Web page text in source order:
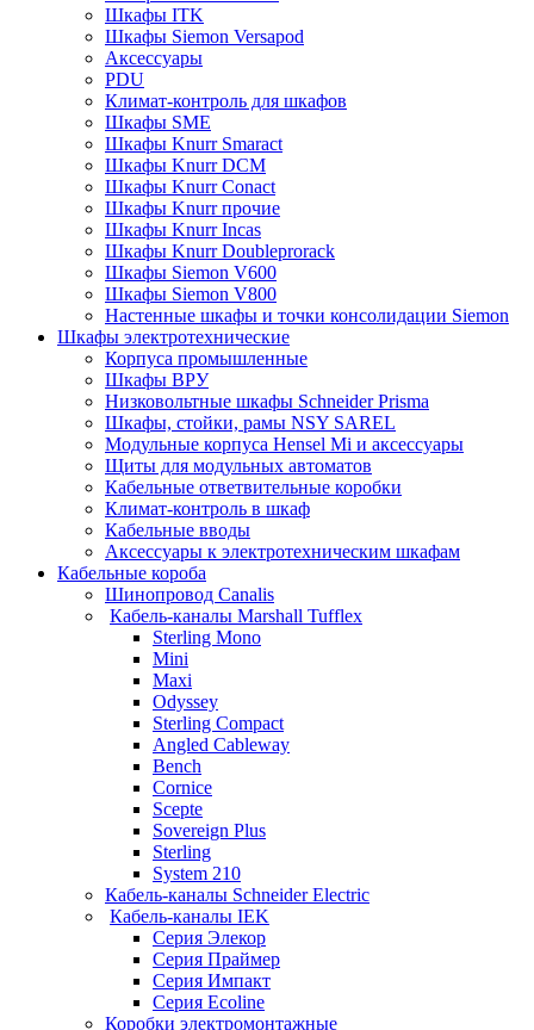
Шкафы ITK
Шкафы Siemon Versapod
Аксессуары
PDU
Климат-контроль для шкафов
Шкафы SME
Шкафы Knurr Smaract
Шкафы Knurr DCM
Шкафы Knurr Conact
Шкафы Knurr прочие
Шкафы Knurr Incas
Шкафы Knurr Doubleprorack
Шкафы Siemon V600
Шкафы Siemon V800
Настенные шкафы и точки консолидации Siemon
Шкафы электротехнические
Корпуса промышленные
Шкафы ВРУ
Низковольтные шкафы Schneider Prisma
Шкафы, стойки, рамы NSY SAREL
Модульные корпуса Hensel Mi и аксессуары
Щиты для модульных автоматов
Кабельные ответвительные коробки
Климат-контроль в шкаф
Кабельные вводы
Аксессуары к электротехническим шкафам
Кабельные короба
Шинопровод Canalis
Кабель-каналы Marshall Tufflex
Sterling Mono
Mini
Maxi
Odyssey
Sterling Compact
Angled Cableway
Bench
Cornice
Scepte
Sovereign Plus
Sterling
System 210
Кабель-каналы Schneider Electric
Кабель-каналы IEK
Серия Элекор
Серия Праймер
Серия Импакт
Серия Ecoline
Коробки электромонтажные